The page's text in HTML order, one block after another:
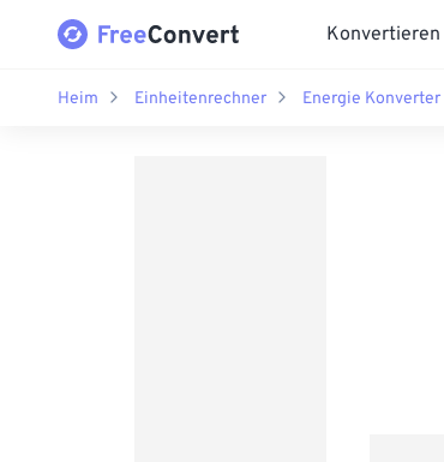
Konvertieren
Heim Einheitenrechner Energie Konverter